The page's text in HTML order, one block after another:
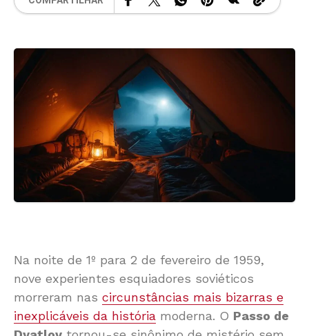
Na noite de 1º para 2 de fevereiro de 1959,
nove experientes esquiadores soviéticos
morreram nas circunstâncias mais bizarras e
inexplicáveis da história moderna. O Passo de